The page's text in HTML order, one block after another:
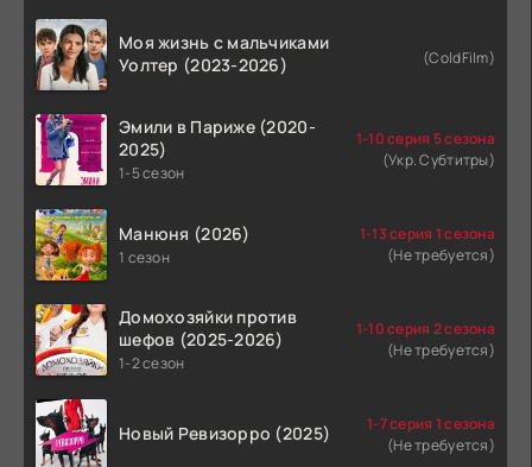
Моя жизнь с мальчиками
Уолтер (2023-2026)
(ColdFilm)
Эмили в Париже (2020-
2025)
1-5 сезон
1-10 серия 5 сезона
(Укр. Субтитры)
Манюня (2026)
1 сезон
1-13 серия 1 сезона
(Не требуется)
Домохозяйки против
шефов (2025-2026)
1-2 сезон
1-10 серия 2 сезона
(Не требуется)
Новый Ревизорро (2025)
1-7 серия 1 сезона
(Не требуется)